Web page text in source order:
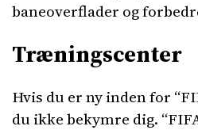
baneoverflader og
Træningscenter
Hvis du er ny inden for
du ikke bekymre dig.